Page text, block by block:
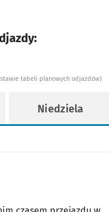
tabeli planowych odjazdów)
Niedziela